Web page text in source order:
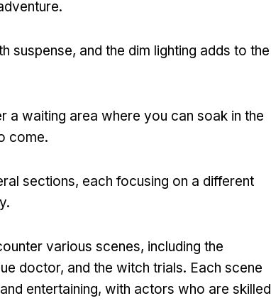
.
suspense, and the dim lighting adds to the
a waiting area where you can soak in the
come.
sections, each focusing on a different
.
various scenes, including the
doctor, and the witch trials. Each scene
entertaining, with actors who are skilled